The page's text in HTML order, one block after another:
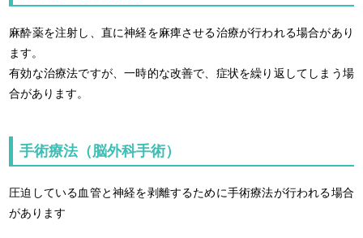
麻酔薬を注射し、直に神経を麻痺させる治療が行われる場合があり
ます。
有効な治療法ですが、一時的な改善で、症状を繰り返してしまう場
合があります。
手術療法（脳外科手術）
圧迫している血管と神経を剥離するために手術療法が行われる場合
があります